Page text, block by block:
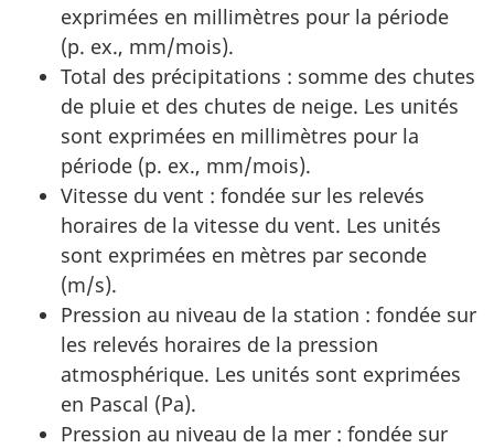
exprimées en millimètres pour la période
(p. ex., mm/mois).
Total des précipitations : somme des chutes
de pluie et des chutes de neige. Les unités
sont exprimées en millimètres pour la
période (p. ex., mm/mois).
Vitesse du vent : fondée sur les relevés
horaires de la vitesse du vent. Les unités
sont exprimées en mètres par seconde
(m/s).
Pression au niveau de la station : fondée sur
les relevés horaires de la pression
atmosphérique. Les unités sont exprimées
en Pascal (Pa).
Pression au niveau de la mer : fondée sur